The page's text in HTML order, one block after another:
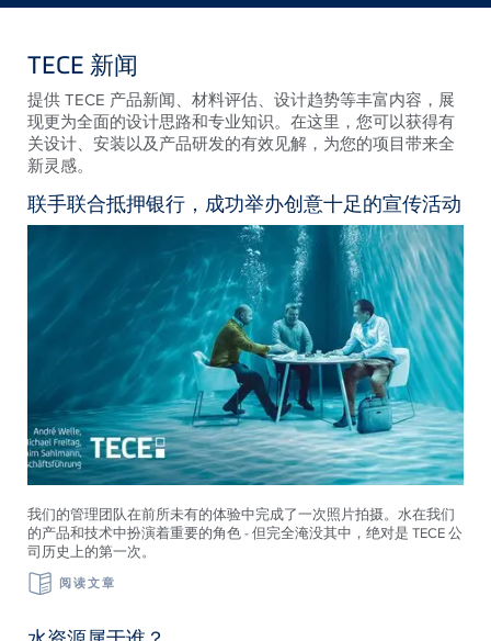
TECE 新闻
提供 TECE 产品新闻、材料评估、设计趋势等丰富内容，展
现更为全面的设计思路和专业知识。在这里，您可以获得有
关设计、安装以及产品研发的有效见解，为您的项目带来全
新灵感。
我们的管理团队在前所未有的体验中完成了一次照片拍摄。水在我们
的产品和技术中扮演着重要的角色 - 但完全淹没其中，绝对是 TECE 公
司历史上的第一次。
阅读文章
联手联合抵押银行，成功举办创意十足的宣传活动